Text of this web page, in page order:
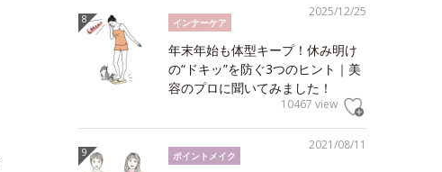
2025/12/25
インナーケア
年末年始も体型キープ！休み明け
の“ドキッ”を防ぐ3つのヒント｜美
容のプロに聞いてみました！
10467 view
2021/08/11
ポイントメイク